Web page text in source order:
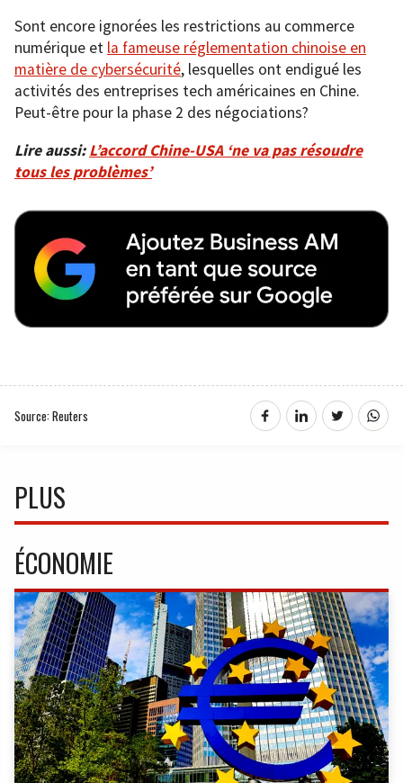
Sont encore ignorées les restrictions au commerce
numérique et la fameuse réglementation chinoise en
matière de cybersécurité, lesquelles ont endigué les
activités des entreprises tech américaines en Chine.
Peut-être pour la phase 2 des négociations?
Lire aussi:L’accord Chine-USA ‘ne va pas résoudre
tous les problèmes’
Source: Reuters
PLUS
ÉCONOMIE